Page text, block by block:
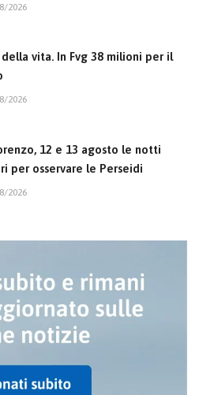
2026
della vita. In Fvg 38 milioni per il
2026
12 e 13 agosto le notti
per osservare le Perseidi
2026